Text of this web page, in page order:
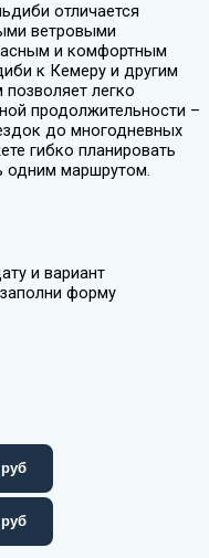
отличается
ветровыми
и комфортным
к Кемеру и другим
легко
продолжительности –
до многодневных
гибко планировать
одним маршрутом.
и вариант
форму